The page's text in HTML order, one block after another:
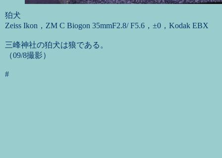
狛犬
Zeiss Ikon，ZM C Biogon 35mmF2.8/ F5.6，±0，Kodak EBX
三峰神社の狛犬は狼である。
（09/8撮影）
#